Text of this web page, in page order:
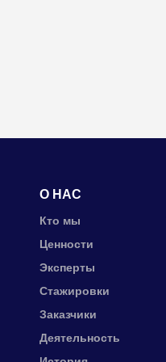
О НАС
Кто мы
Ценности
Эксперты
Стажировки
Заказчики
Деятельность